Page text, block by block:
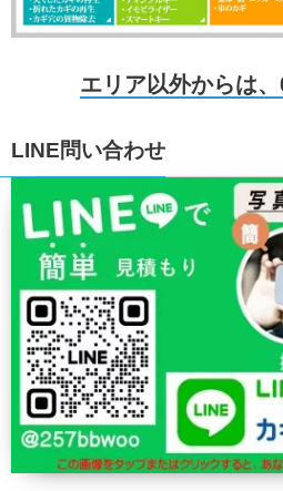
エリア以外からは
LINE問い合わせ